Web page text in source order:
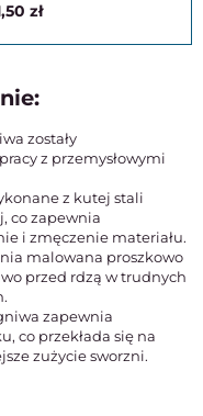
zł
zostały
z przemysłowymi
z kutej stali
co zapewnia
i zmęczenie materiału.
malowana proszkowo
przed rdzą w trudnych
zapewnia
co przekłada się na
zużycie sworzni.